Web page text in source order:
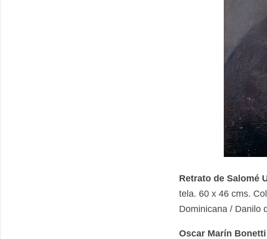
Retrato de Salomé
tela. 60 x 46 cms.
Dominicana / Danilo
Oscar Marín Bonetti